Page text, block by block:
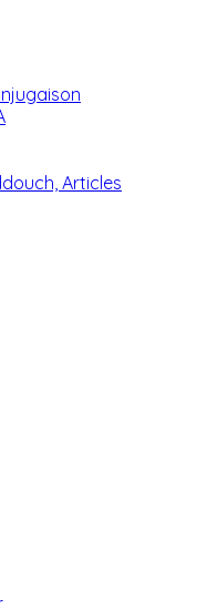
Articles